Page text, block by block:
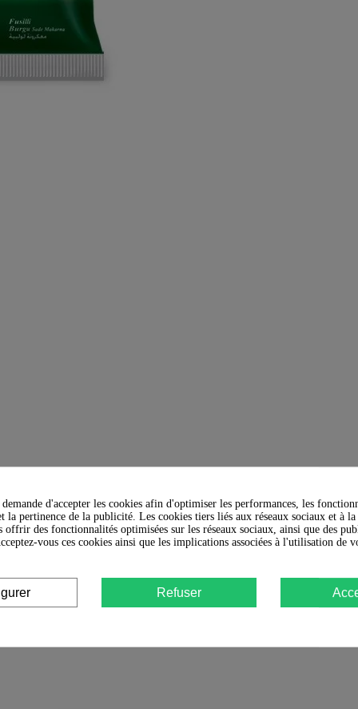
demande d'accepter les cookies afin d'optimiser les performances, les
la pertinence de la publicité. Les cookies tiers liés aux réseaux sociaux et à
offrir des fonctionnalités optimisées sur les réseaux sociaux, ainsi que des
vous ces cookies ainsi que les implications associées à l'utilisation de
Refuser